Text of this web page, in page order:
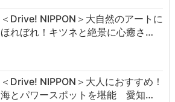
＜Drive! NIPPON＞大自然のアートに
ほれぼれ！キツネと絶景に心癒さ…
＜Drive! NIPPON＞大人におすすめ！
海とパワースポットを堪能 愛知…